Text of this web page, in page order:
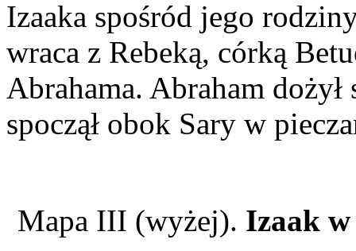
Izaaka spośród jego
wraca z Rebeką, córką
Abrahama. Abraham
spoczął obok Sary w
Mapa III (wyżej). Izaak